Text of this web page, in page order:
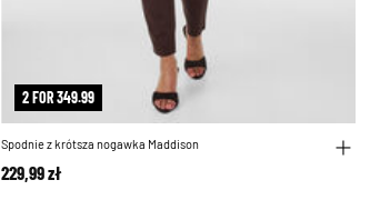
2 FOR 349.99
Spodnie z krótsza nogawka Maddison
229,99 zł